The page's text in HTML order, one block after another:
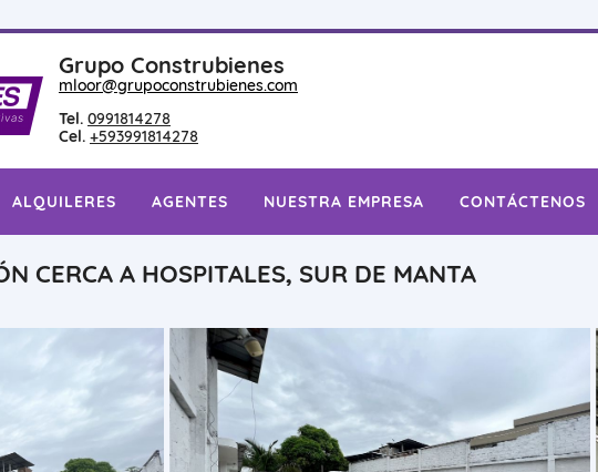
Grupo Construbienes
mloor@grupoconstrubienes.com
Tel. 0991814278
Cel. +593991814278
ALQUILERES AGENTES NUESTRA EMPRESA CONTÁCTENOS
CERCA A HOSPITALES, SUR DE MANTA